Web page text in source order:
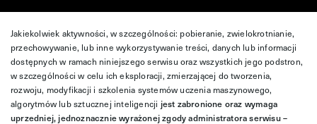
Jakiekolwiek aktywności, w szczególności: pobieranie, zwielokrotnianie,
przechowywanie, lub inne wykorzystywanie treści, danych lub informacji
dostępnych w ramach niniejszego serwisu oraz wszystkich jego podstron,
w szczególności w celu ich eksploracji, zmierzającej do tworzenia,
rozwoju, modyfikacji i szkolenia systemów uczenia maszynowego,
algorytmów lub sztucznej inteligencji jest zabronione oraz wymaga
uprzedniej, jednoznacznie wyrażonej zgody administratora serwisu –